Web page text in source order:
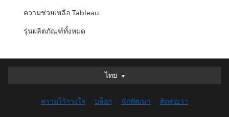
ความช่วยเหลือ Tableau
รุ่นผลิตภัณฑ์ทั้งหมด
ไทย
ไทย
English (UK)
ความไว้วางใจ บล็อก นักพัฒนา ติดต่อเรา